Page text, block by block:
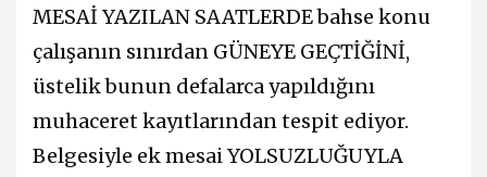
MESAİ YAZILAN SAATLERDE bahse konu
çalışanın sınırdan GÜNEYE GEÇTİĞİNİ,
üstelik bunun defalarca yapıldığını
muhaceret kayıtlarından tespit ediyor.
Belgesiyle ek mesai YOLSUZLUĞUYLA